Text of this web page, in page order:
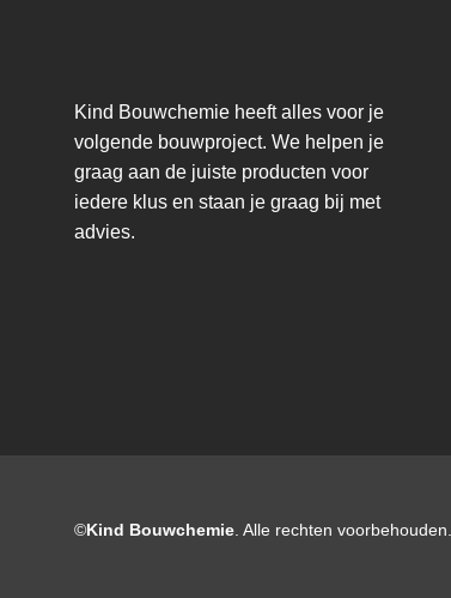
Kind Bouwchemie heeft alles voor je
volgende bouwproject. We helpen je
graag aan de juiste producten voor
iedere klus en staan je graag bij met
advies.
©Kind Bouwchemie . Alle rechten voorbehouden.